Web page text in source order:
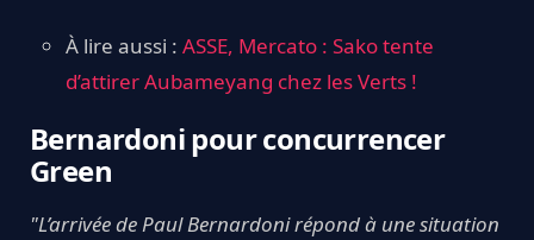
À lire aussi : ASSE, Mercato : Sako tente
d’attirer Aubameyang chez les Verts !
Bernardoni pour concurrencer
Green
"L’arrivée de Paul Bernardoni répond à une situation